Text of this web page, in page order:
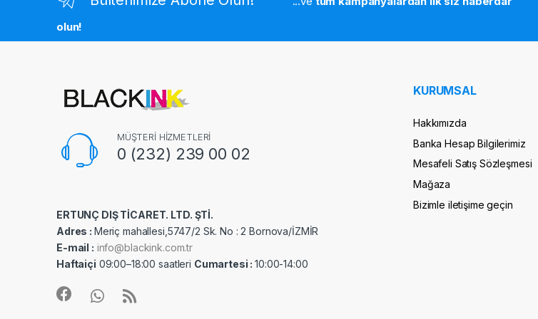
olun!
MÜŞTERİ HİZMETLERİ
0 (232) 239 00 02
ERTUNÇ DIŞ TİCARET. LTD. ŞTİ.
Adres : Meriç mahallesi,5747/2 Sk. No : 2 Bornova/İZMİR
E-mail : info@blackink.com.tr
Haftaiçi 09:00–18:00 saatleri Cumartesi :10:00-14:00
KURUMSAL
Hakkımızda
Banka Hesap Bilgilerimiz
Mesafeli Satış Sözleşmesi
Mağaza
Bizimle iletişime geçin